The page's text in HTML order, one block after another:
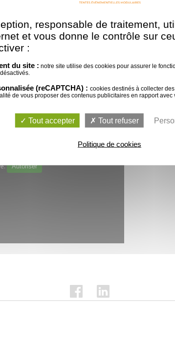
en dur et le chapiteau.
rideau, seulement le toit : 10x35 m,
m avec parquet, vélum et
Autoriser
responsable de traitement,
et vous donne le contrôle sur
:
du site : notre site utilise des cookies pour assurer le
(reCAPTCHA) :cookies destinés à collecter
de vous proposer des contenus publicitaires en rapport avec
Tout accepter Tout refuser
Politique de cookies